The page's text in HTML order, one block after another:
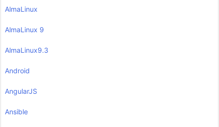
AlmaLinux
AlmaLinux 9
AlmaLinux9.3
Android
AngularJS
Ansible